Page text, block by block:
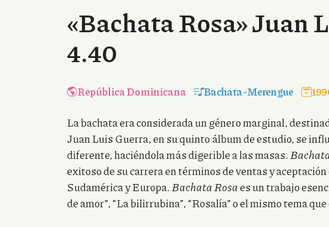
«Bachata Rosa» Juan
4.40
República Dominicana Bachata-Merengue
La bachata era considerada un género marginal,
Juan Luis Guerra, en su quinto álbum de estudio, se
diferente, haciéndola más digerible a las masas.
exitoso de su carrera en términos de ventas y
Sudamérica y Europa.Bachata Rosaes un trabajo
de amor”, “La bilirrubina”, “Rosalía” o el mismo tema